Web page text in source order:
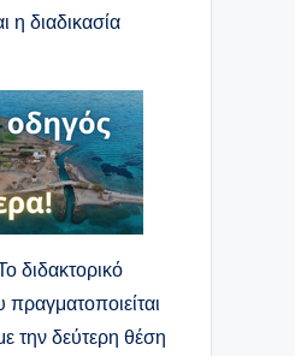
η διαδικασία
διδακτορικό
την δεύτερη θέση